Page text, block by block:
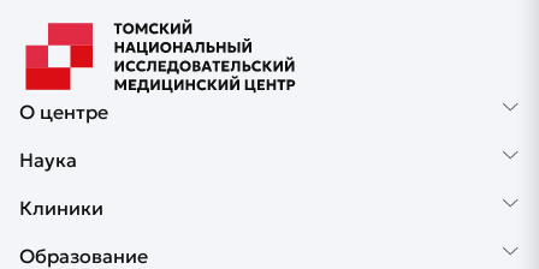
О центре
Наука
Клиники
Образование